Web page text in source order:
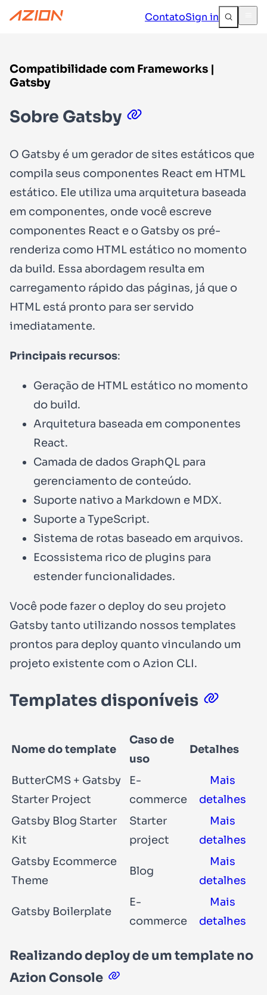
ContatoSign in
Compatibilidade com Frameworks |
Gatsby
Sobre Gatsby
O Gatsby é um gerador de sites estáticos que
compila seus componentes React em HTML
estático. Ele utiliza uma arquitetura baseada
em componentes, onde você escreve
componentes React e o Gatsby os pré-
renderiza como HTML estático no momento
da build. Essa abordagem resulta em
carregamento rápido das páginas, já que o
HTML está pronto para ser servido
imediatamente.
Principais recursos:
Geração de HTML estático no momento
do build.
Arquitetura baseada em componentes
React.
Camada de dados GraphQL para
gerenciamento de conteúdo.
Suporte nativo a Markdown e MDX.
Suporte a TypeScript.
Sistema de rotas baseado em arquivos.
Ecossistema rico de plugins para
estender funcionalidades.
Você pode fazer o deploy do seu projeto
Gatsby tanto utilizando nossos templates
prontos para deploy quanto vinculando um
projeto existente com o Azion CLI.
Templates disponíveis
Nome do template
Caso de
uso
Detalhes
ButterCMS + Gatsby
Starter Project
E-
commerce
Mais
detalhes
Gatsby Blog Starter
Kit
Starter
project
Mais
detalhes
Gatsby Ecommerce
Theme
Blog
Mais
detalhes
Gatsby Boilerplate
E-
commerce
Mais
detalhes
Realizando deploy de um template no
Azion Console